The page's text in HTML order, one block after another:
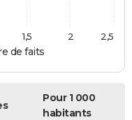
de faits
1,5 2 2,5
Pour 1 000
habitants